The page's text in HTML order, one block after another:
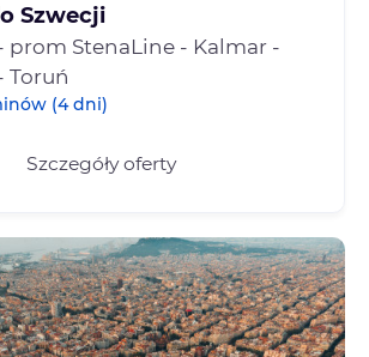
Szwecji
prom StenaLine - Kalmar -
Toruń
(4 dni)
Szczegóły oferty